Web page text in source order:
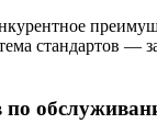
стандартов —
по